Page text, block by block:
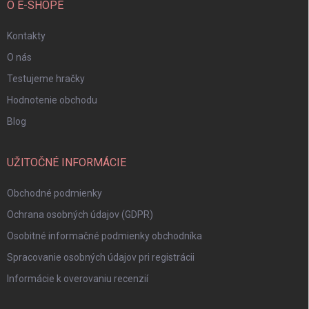
O E-SHOPE
Kontakty
O nás
Testujeme hračky
Hodnotenie obchodu
Blog
UŽITOČNÉ INFORMÁCIE
Obchodné podmienky
Ochrana osobných údajov (GDPR)
Osobitné informačné podmienky obchodníka
Spracovanie osobných údajov pri registrácii
Informácie k overovaniu recenzií